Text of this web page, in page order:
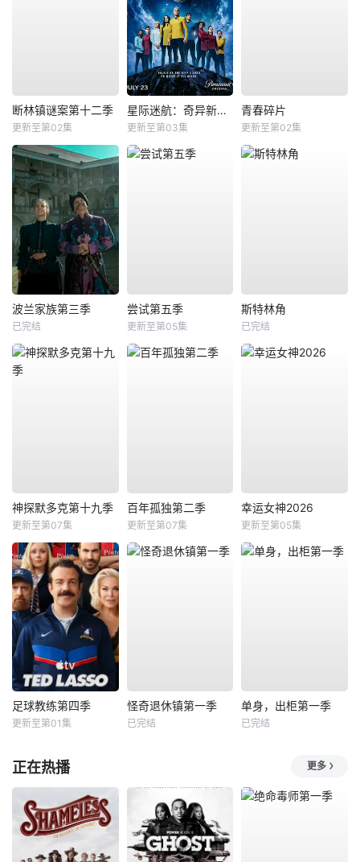
断林镇谜案第十二季
更新至第02集
星际迷航：奇异新世界第四季
更新至第03集
青春碎片
更新至第02集
波兰家族第三季
已完结
尝试第五季
更新至第05集
斯特林角
已完结
神探默多克第十九季
更新至第07集
百年孤独第二季
更新至第07集
幸运女神2026
更新至第05集
足球教练第四季
更新至第01集
怪奇退休镇第一季
已完结
单身，出柜第一季
已完结
正在热播 更多